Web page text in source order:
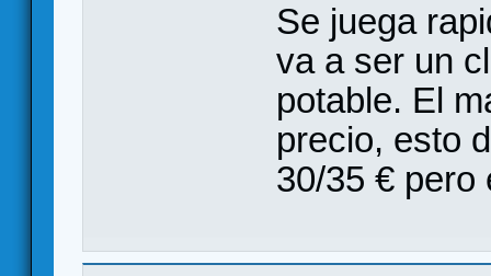
Se juega
va a ser un
potable. El
precio, esto
30/35 € pero